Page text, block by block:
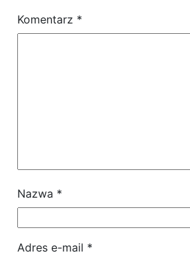
Komentarz *
Nazwa *
Adres e-mail *